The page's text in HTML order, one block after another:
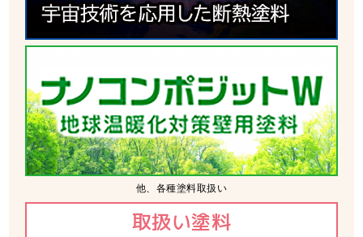
他、各種塗料取扱い
取扱い塗料